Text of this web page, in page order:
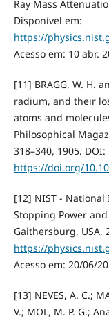
Ray Mass
Disponível em:
https://
Acesso em: 10 abr.
[11] BRAGG, W. H.
radium, and their
atoms and
Philosophical
318–340, 1905. DOI:
https://doi.org/
[12] NIST -
Stopping Power
Gaithersburg, USA,
https://
Acesso em: 20/06/
[13] NEVES, A. C.;
V.; MOL, M. P. G.;